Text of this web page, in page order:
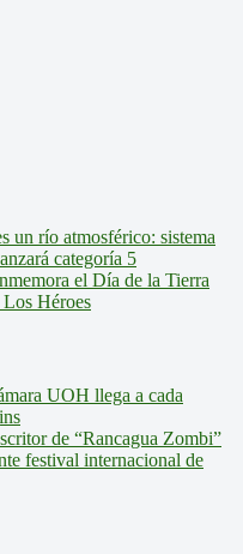
un río atmosférico: sistema
categoría 5
el Día de la Tierra
Héroes
UOH llega a cada
de “Rancagua Zombi”
festival internacional de